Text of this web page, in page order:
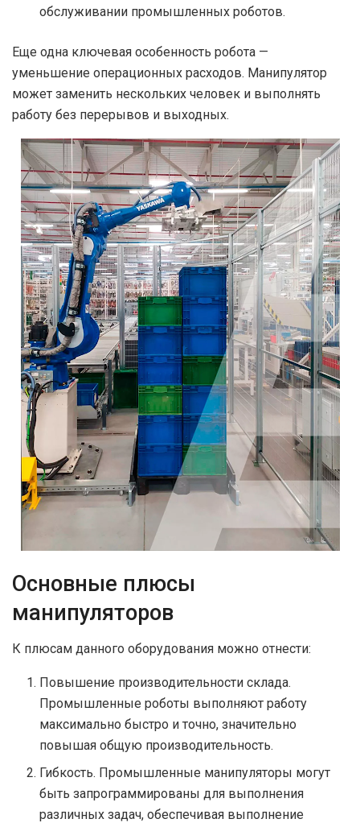
обслуживании промышленных роботов.
Еще одна ключевая особенность робота —
уменьшение операционных расходов. Манипулятор
может заменить нескольких человек и выполнять
работу без перерывов и выходных.
Основные плюсы
манипуляторов
К плюсам данного оборудования можно отнести:
Повышение производительности склада.
Промышленные роботы выполняют работу
максимально быстро и точно, значительно
повышая общую производительность.
Гибкость. Промышленные манипуляторы могут
быть запрограммированы для выполнения
различных задач, обеспечивая выполнение